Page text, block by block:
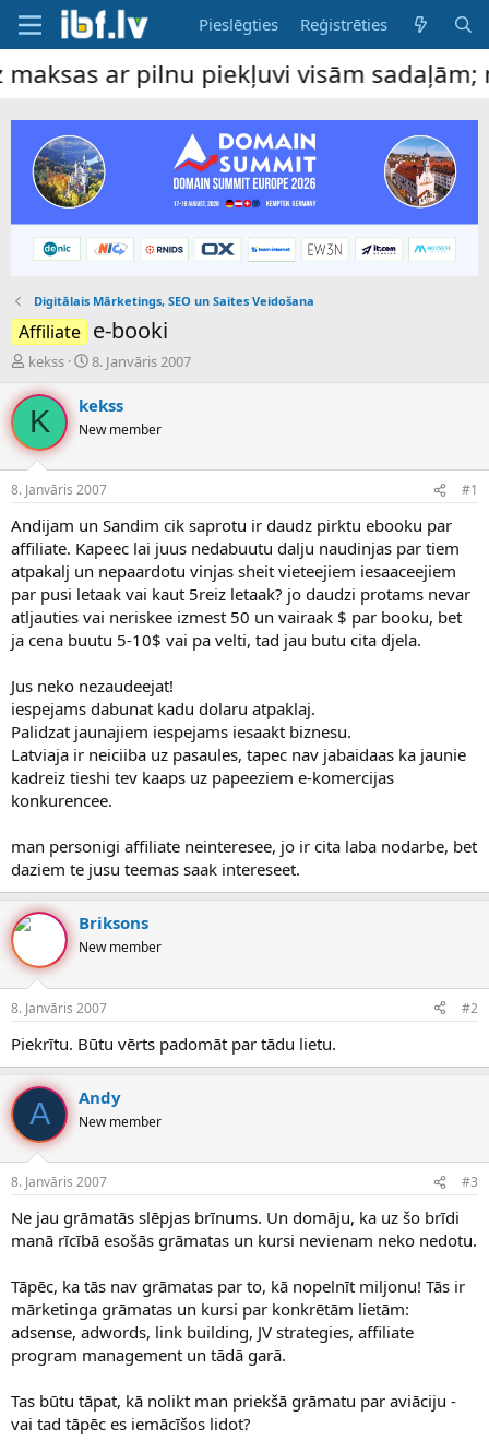
Pieslēgties Reģistrēties
pilnu piekļuvi visām sadaļām;
Digitālais Mārketings, SEO un Saites Veidošana
Affiliate e-booki
P
v
d
i
n
u
z
s
ā
c
ē
kekss
S
k
m
a
u
m
s
8. Janvāris 2007
K kekss
New member
8. Janvāris 2007 #1
Andijam un Sandim cik saprotu ir daudz pirktu ebooku par
affiliate. Kapeec lai juus nedabuutu dalju naudinjas par tiem
atpakalj un nepaardotu vinjas sheit vieteejiem iesaaceejiem
par pusi letaak vai kaut 5reiz letaak? jo daudzi protams nevar
atljauties vai neriskee izmest 50 un vairaak $ par booku, bet
ja cena buutu 5-10$ vai pa velti, tad jau butu cita djela.
Jus neko nezaudeejat!
iespejams dabunat kadu dolaru atpaklaj.
Palidzat jaunajiem iespejams iesaakt biznesu.
Latviaja ir neiciiba uz pasaules, tapec nav jabaidaas ka jaunie
kadreiz tieshi tev kaaps uz papeeziem e-komercijas
konkurencee.
man personigi affiliate neinteresee, jo ir cita laba nodarbe, bet
daziem te jusu teemas saak intereseet.
Briksons
New member
8. Janvāris 2007 #2
Piekrītu. Būtu vērts padomāt par tādu lietu.
A Andy
New member
8. Janvāris 2007 #3
Ne jau grāmatās slēpjas brīnums. Un domāju, ka uz šo brīdi
manā rīcībā esošās grāmatas un kursi nevienam neko nedotu.
Tāpēc, ka tās nav grāmatas par to, kā nopelnīt miljonu! Tās ir
mārketinga grāmatas un kursi par konkrētām lietām:
adsense, adwords, link building, JV strategies, affiliate
program management un tādā garā.
Tas būtu tāpat, kā nolikt man priekšā grāmatu par aviāciju -
vai tad tāpēc es iemācīšos lidot?